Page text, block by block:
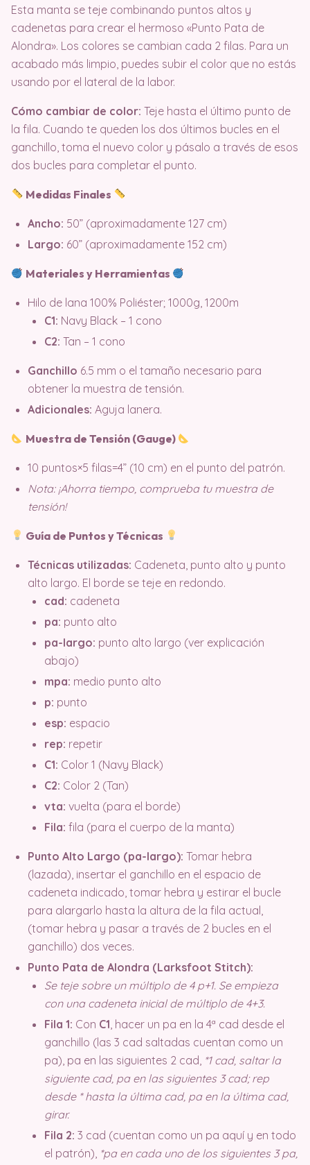
Esta manta se teje combinando puntos altos y
cadenetas para crear el hermoso «Punto Pata de
Alondra». Los colores se cambian cada 2 filas. Para un
acabado más limpio, puedes subir el color que no estás
usando por el lateral de la labor.
Cómo cambiar de color: Teje hasta el último punto de
la fila. Cuando te queden los dos últimos bucles en el
ganchillo, toma el nuevo color y pásalo a través de esos
dos bucles para completar el punto.
Medidas Finales
Ancho: 50” (aproximadamente 127 cm)
Largo: 60” (aproximadamente 152 cm)
Materiales y Herramientas
Hilo de lana 100% Poliéster; 1000g, 1200m
C1: Navy Black – 1 cono
C2: Tan – 1 cono
Ganchillo 6.5 mm o el tamaño necesario para
obtener la muestra de tensión.
Adicionales: Aguja lanera.
Muestra de Tensión (Gauge)
10 puntos×5 filas=4” (10 cm) en el punto del patrón.
Nota: ¡Ahorra tiempo, comprueba tu muestra de
tensión!
Guía de Puntos y Técnicas
Técnicas utilizadas: Cadeneta, punto alto y punto
alto largo. El borde se teje en redondo.
cad: cadeneta
pa: punto alto
pa-largo: punto alto largo (ver explicación
abajo)
mpa: medio punto alto
p: punto
esp: espacio
rep: repetir
C1: Color 1 (Navy Black)
C2: Color 2 (Tan)
vta: vuelta (para el borde)
Fila: fila (para el cuerpo de la manta)
Punto Alto Largo (pa-largo): Tomar hebra
(lazada), insertar el ganchillo en el espacio de
cadeneta indicado, tomar hebra y estirar el bucle
para alargarlo hasta la altura de la fila actual,
(tomar hebra y pasar a través de 2 bucles en el
ganchillo) dos veces.
Punto Pata de Alondra (Larksfoot Stitch):
Se teje sobre un múltiplo de 4 p+1. Se empieza
con una cadeneta inicial de múltiplo de 4+3.
Fila 1: Con C1 , hacer un pa en la 4ª cad desde el
ganchillo (las 3 cad saltadas cuentan como un
pa), pa en las siguientes 2 cad, *1 cad, saltar la
siguiente cad, pa en las siguientes 3 cad; rep
desde * hasta la última cad, pa en la última cad,
girar.
Fila 2: 3 cad (cuentan como un pa aquí y en todo
el patrón), *pa en cada uno de los siguientes 3 pa,